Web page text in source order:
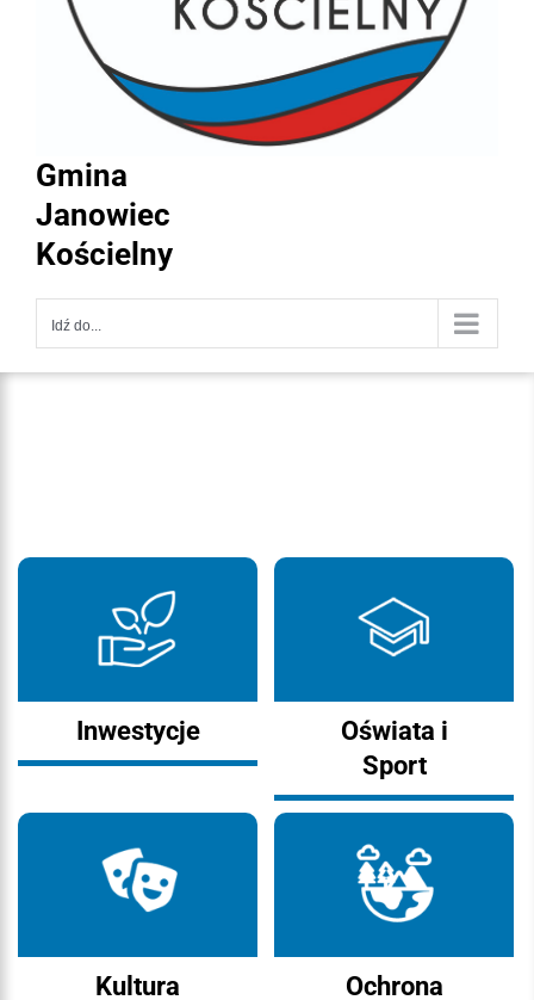
Gmina
Janowiec
Kościelny
Idź do...
Inwestycje
Oświata i
Sport
Kultura
Ochrona